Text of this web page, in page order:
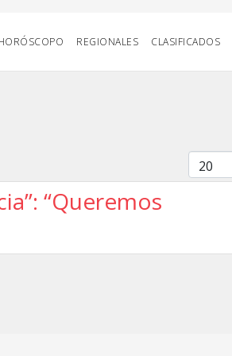
REGIONALES CLASIFICADOS
Cantidad
“Queremos